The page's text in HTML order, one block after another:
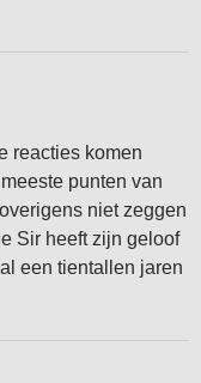
reacties komen
punten van
niet zeggen
Sir heeft zijn geloof
een tientallen jaren